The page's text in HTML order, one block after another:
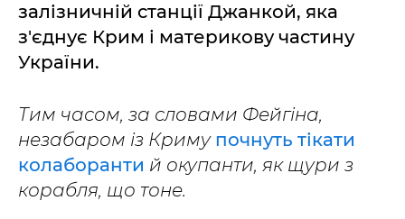
залізничній станції Джанкой, яка
з'єднує Крим і материкову частину
України.
Тим часом, за словами Фейгіна,
незабаром із Криму почнуть тікати
колаборанти й окупанти, як щури з
корабля, що тоне.